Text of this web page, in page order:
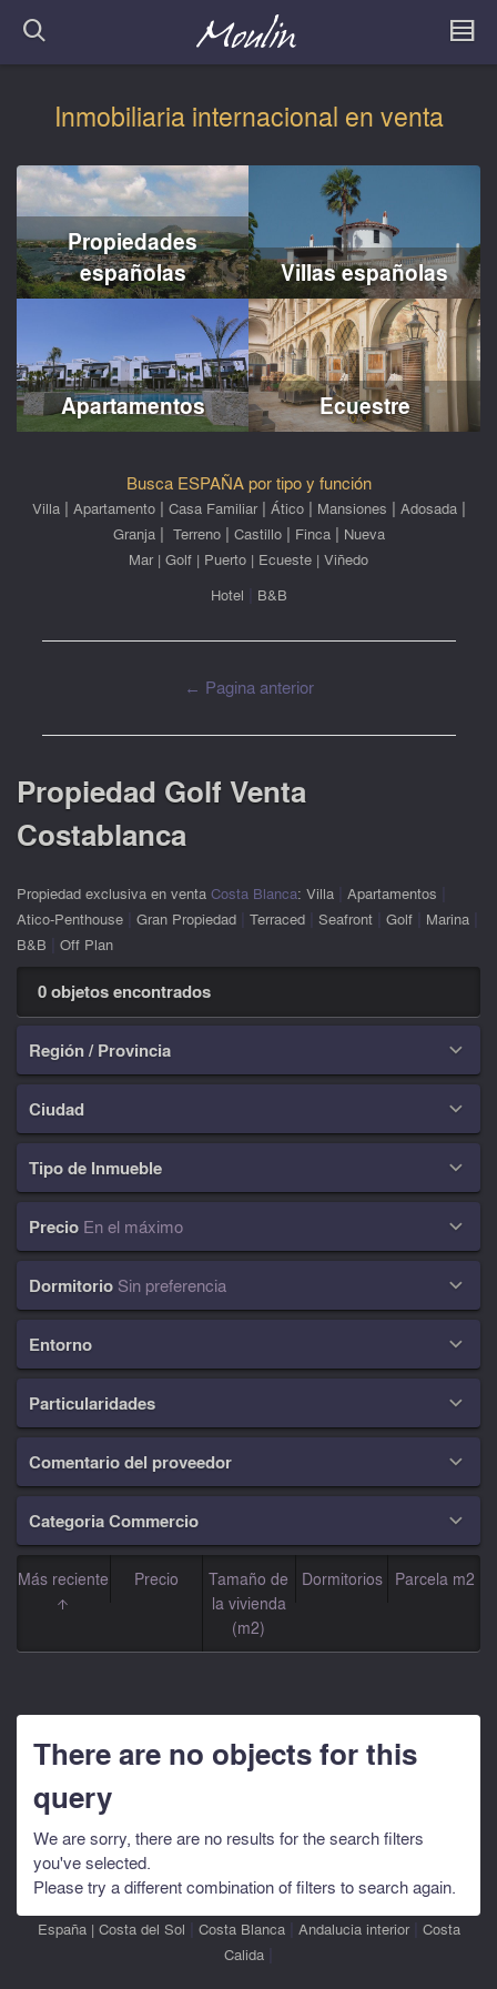
Inmobiliaria internacional en venta
Propiedades
españolas
Villas españolas
Apartamentos Ecuestre
Busca ESPAÑA por tipo y función
Villa| Apartamento| Casa Familiar| Ático| Mansiones | Adosada|
Granja| Terreno| Castillo| Finca| Nueva
Mar | Golf | Puerto | Ecueste | Viñedo
Hotel
B&B
← Pagina anterior
Propiedad Golf Venta
Costablanca
Propiedad exclusiva en venta Costa Blanca: Villa Apartamentos
Atico-Penthouse Gran Propiedad Terraced Seafront Golf Marina
B&B Off Plan
0 objetos encontrados
Región / Provincia 
Ciudad 
Tipo de Inmueble 
Precio En el máximo 
Dormitorio Sin preferencia 
Entorno 
Particularidades 
Comentario del proveedor 
Categoria Commercio 
Más reciente Precio
Tamaño de
la vivienda
(m2)
Dormitorios Parcela m2
There are no objects for this
query
We are sorry, there are no results for the search filters
you've selected.
Please try a different combination of filters to search again.
España| Costa del Sol Costa Blanca| Andalucia interior|
Costa
Calida